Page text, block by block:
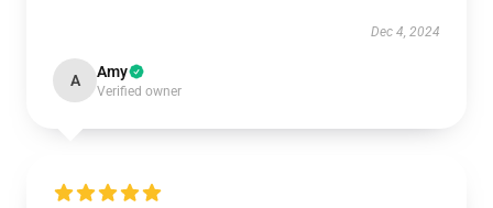
Dec 4, 2024
A Amy
Verified owner